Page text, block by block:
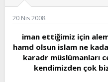
20 Nis 2008
iman ettiğimiz için
hamd olsun islam ne
karadr müslümanları
kendimizden çok